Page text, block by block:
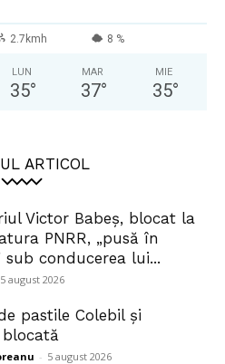
2.7kmh 8 %
LUN
35°
MAR
37°
MIE
35°
ARTICOL
Victor Babeș, blocat la
PNRR, „pusă în
sub conducerea lui...
5 august 2026
pastile Colebil și
blocată
- 5 august 2026